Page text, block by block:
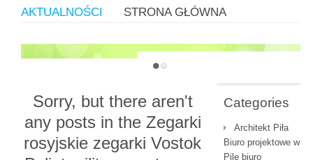
AKTUALNOŚCI
STRONA GŁÓWNA
JUST ANOTHER WORDPRESS SITE
Sorry, but there aren't
any posts in the Zegarki
rosyjskie zegarki Vostok
Categories
Architekt Piła
Biuro projektowe w
Pile biuro